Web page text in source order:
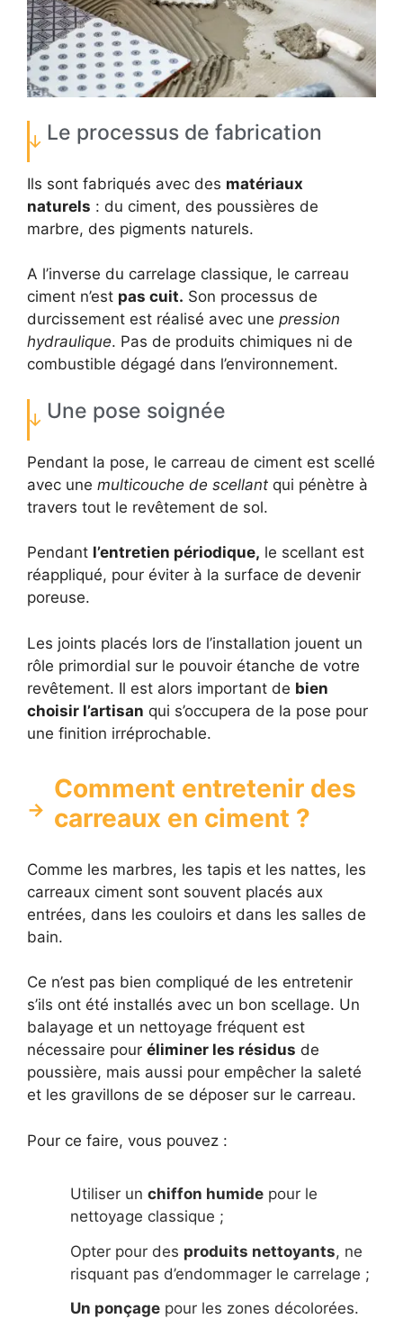
Le processus de fabrication
Ils sont fabriqués avec des matériaux
naturels : du ciment, des poussières de
marbre, des pigments naturels.
A l’inverse du carrelage classique, le carreau
ciment n’est pas cuit. Son processus de
durcissement est réalisé avec une pression
hydraulique. Pas de produits chimiques ni de
combustible dégagé dans l’environnement.
Une pose soignée
Pendant la pose, le carreau de ciment est scellé
avec une multicouche de scellant qui pénètre à
travers tout le revêtement de sol.
Pendant l’entretien périodique, le scellant est
réappliqué, pour éviter à la surface de devenir
poreuse.
Les joints placés lors de l’installation jouent un
rôle primordial sur le pouvoir étanche de votre
revêtement. Il est alors important de bien
choisir l’artisan qui s’occupera de la pose pour
une finition irréprochable.
Comment entretenir des
carreaux en ciment ?
Comme les marbres, les tapis et les nattes, les
carreaux ciment sont souvent placés aux
entrées, dans les couloirs et dans les salles de
bain.
Ce n’est pas bien compliqué de les entretenir
s’ils ont été installés avec un bon scellage. Un
balayage et un nettoyage fréquent est
nécessaire pour éliminer les résidus de
poussière, mais aussi pour empêcher la saleté
et les gravillons de se déposer sur le carreau.
Pour ce faire, vous pouvez :
Utiliser un chiffon humide pour le
nettoyage classique ;
Opter pour des produits nettoyants, ne
risquant pas d’endommager le carrelage ;
Un ponçage pour les zones décolorées.